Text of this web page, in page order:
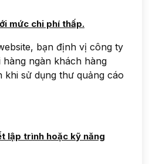
mức chi phí thấp.
bạn định vị công ty
ngàn khách hàng
khi sử dụng thư quảng cáo
lập trình hoặc kỹ năng